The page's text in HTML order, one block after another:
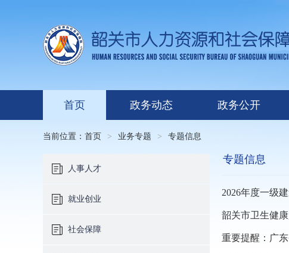
首页 政务动态 政务公开
当前位置： 首页 > 业务专题 > 专题信息
人事人才
就业创业
社会保障
专题信息
2026年度一级
韶关市卫生健
重要提醒：广